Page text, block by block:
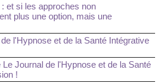
et si les approches non
plus une option, mais une
l'Hypnose et de la Santé Intégrative
Journal de l'Hypnose et de la Santé
!